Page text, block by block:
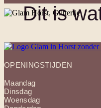
Dit is
OPENINGSTIJDEN
Maandag
Dinsdag
Woensdag